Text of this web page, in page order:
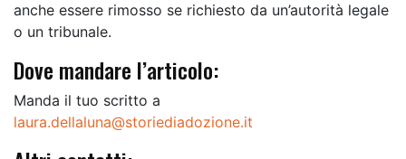
anche essere rimosso se richiesto da un’autorità legale
o un tribunale.
Dove mandare l’articolo:
Manda il tuo scritto a
laura.dellaluna@storiediadozione.it